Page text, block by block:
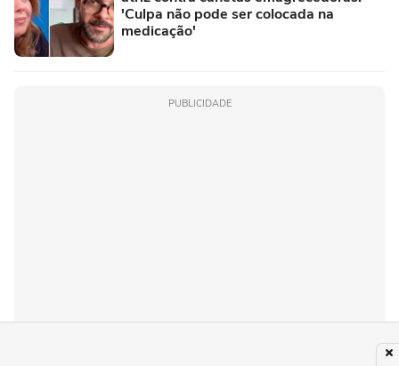
'Culpa não pode ser colocada na
medicação'
PUBLICIDADE